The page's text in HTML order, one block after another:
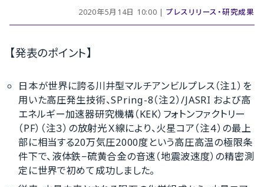
2020年5月14日 10:00 | プレスリリース・研究成果
【発表のポイント】
日本が世界に誇る川井型マルチアンビルプレス（注１）を
用いた高圧発生技術、SPring-8（注２）/JASRI および高
エネルギー加速器研究機構（KEK）フォトンファクトリー
（PF）（注３）の放射光Ｘ線により、火星コア（注４）の最上
部に相当する20万気圧2000度という高圧高温の極限条
件下で、液体鉄−硫黄合金の音速（地震波速度）の精密測
定に世界で初めて成功しました。